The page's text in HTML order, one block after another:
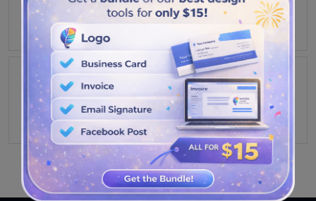
VEJA MAIS PROJETOS